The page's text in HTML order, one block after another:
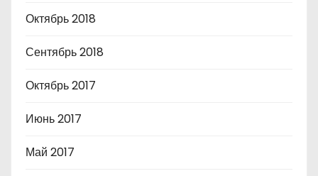
Октябрь 2018
Сентябрь 2018
Октябрь 2017
Июнь 2017
Май 2017